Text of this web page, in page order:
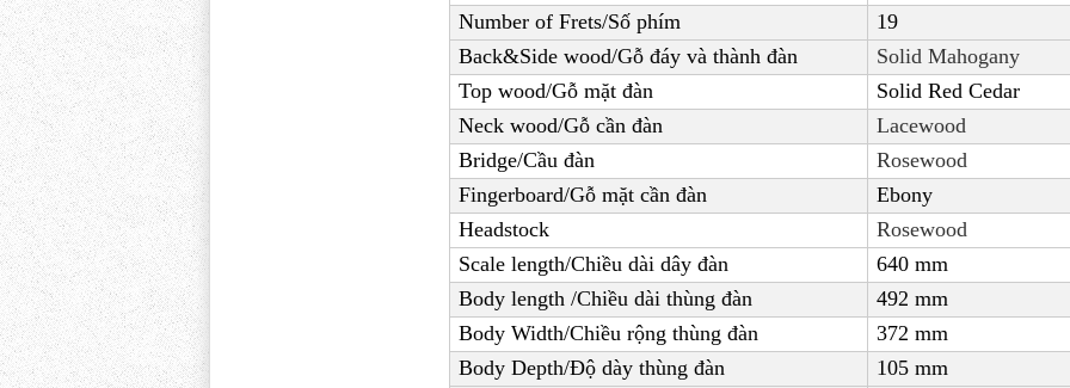
Number of Frets/Số phím
19
Back&Side wood/Gỗ đáy và thành đàn
Solid Mahogany
Top wood/Gỗ mặt đàn
Solid Red Cedar
Neck wood/Gỗ cần đàn
Lacewood
Bridge/Cầu đàn
Rosewood
Fingerboard/Gỗ mặt cần đàn
Ebony
Headstock
Rosewood
Scale length/Chiều dài dây đàn
640mm
Body length /Chiều dài thùng đàn
492 mm
Body Width/Chiều rộng thùng đàn
372 mm
Body Depth/Độ dày thùng đàn
105mm